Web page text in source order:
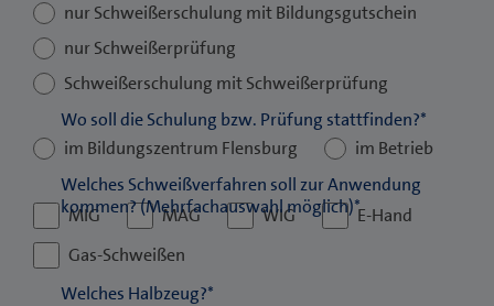
nur Schweißerschulung mit Bildungsgutschein
nur Schweißerprüfung
Schweißerschulung mit Schweißerprüfung
im Bildungszentrum Flensburg im Betrieb
Wo soll die Schulung bzw. Prüfung stattfinden?*
MIG MAG WIG
E-Hand
Gas-Schweißen
Welches Schweißverfahren soll zur Anwendung
kommen? (Mehrfachauswahl möglich)*
Welches Halbzeug?*